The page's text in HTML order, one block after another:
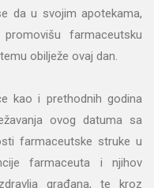
da u svojim apotekama,
farmaceutsku
obilježe ovaj dan.
kao i prethodnih godina
ovog datuma sa
farmaceutske struke u
farmaceuta i njihov
građana, te kroz